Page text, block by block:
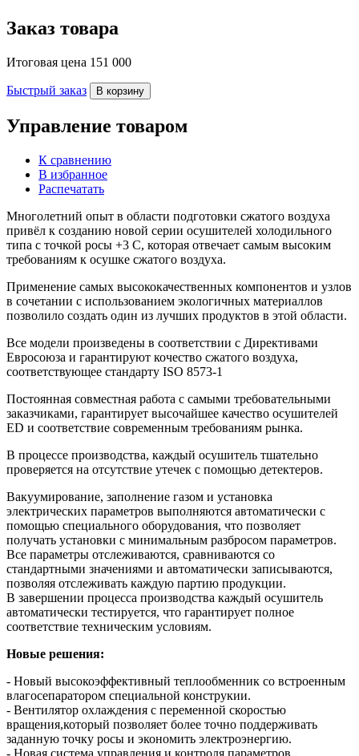
Заказ товара
Итоговая цена 151 000
Быстрый заказ В корзину
Управление товаром
К сравнению
В избранное
Распечатать
Многолетний опыт в области подготовки сжатого воздуха
привёл к созданию новой серии осушителей холодильного
типа с точкой росы +3 С, которая отвечает самым высоким
требованиям к осушке сжатого воздуха.
Применение самых высококачественных компонентов и узлов
в сочетании с использованием экологичных материаллов
позволило создать один из лучших продуктов в этой области.
Все модели произведены в соответствии с Директивами
Евросоюза и гарантируют кочество сжатого воздуха,
соответствующее стандарту ISO 8573-1
Постоянная совместная работа с самыми требовательными
заказчиками, гарантирует высочайшее качество осушителей
ED и соответствие современным требованиям рынка.
В процессе производства, каждый осушитель тшательно
проверяется на отсутствие утечек с помощью детектеров.
Вакуумирование, заполнение газом и установка
электрических параметров выполняются автоматически с
помощью специального оборудования, что позволяет
получать установки с минимальным разбросом параметров.
Все параметры отслеживаются, сравниваются со
стандартными значениями и автоматически записываются,
позволяя отслеживать каждую партию продукции.
В завершении процесса производства каждый осушитель
автоматически тестируется, что гарантирует полное
соответствие техническим условиям.
Новые решения:
- Новый высокоэффективный теплообменник со встроенным
влагосепаратором специальной конструкии.
- Вентилятор охлаждения с переменной скоростью
вращения,который позволяет более точно поддерживать
заданную точку росы и экономить электроэнергию.
- Новая система управления и контроля параметров .